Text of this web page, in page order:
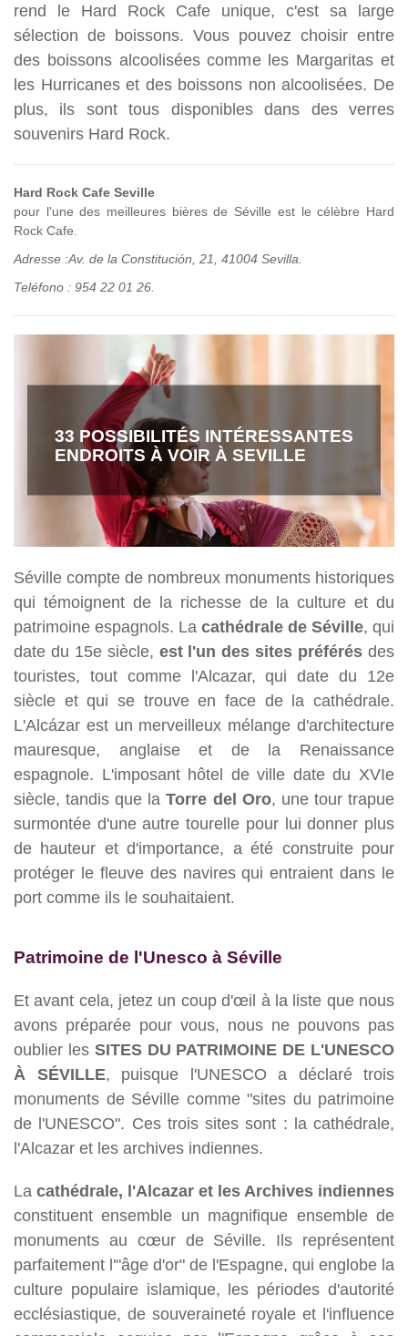
rend le Hard Rock Cafe unique, c'est sa large
sélection de boissons. Vous pouvez choisir entre
des boissons alcoolisées comme les Margaritas et
les Hurricanes et des boissons non alcoolisées. De
plus, ils sont tous disponibles dans des verres
souvenirs Hard Rock.
Hard Rock Cafe Seville
pour l'une des meilleures bières de Séville est le célèbre Hard
Rock Cafe.
Adresse :Av. de la Constitución, 21, 41004 Sevilla.
Teléfono : 954 22 01 26.
33 POSSIBILITÉS INTÉRESSANTES
ENDROITS À VOIR À SEVILLE
Séville compte de nombreux monuments historiques
qui témoignent de la richesse de la culture et du
patrimoine espagnols. La cathédrale de Séville, qui
date du 15e siècle, est l'un des sites préférés des
touristes, tout comme l'Alcazar, qui date du 12e
siècle et qui se trouve en face de la cathédrale.
L'Alcázar est un merveilleux mélange d'architecture
mauresque, anglaise et de la Renaissance
espagnole. L'imposant hôtel de ville date du XVIe
siècle, tandis que laTorre del Oro, une tour trapue
surmontée d'une autre tourelle pour lui donner plus
de hauteur et d'importance, a été construite pour
protéger le fleuve des navires qui entraient dans le
port comme ils le souhaitaient.
Patrimoine de l'Unesco à Séville
Et avant cela, jetez un coup d'œil à la liste que nous
avons préparée pour vous, nous ne pouvons pas
oublier les SITES DU PATRIMOINE DE L'UNESCO
À SÉVILLE, puisque l'UNESCO a déclaré trois
monuments de Séville comme "sites du patrimoine
de l'UNESCO". Ces trois sites sont : la cathédrale,
l'Alcazar et les archives indiennes.
La cathédrale, l'Alcazar et les Archives indiennes
constituent ensemble un magnifique ensemble de
monuments au cœur de Séville. Ils représentent
parfaitement l'"âge d'or" de l'Espagne, qui englobe la
culture populaire islamique, les périodes d'autorité
ecclésiastique, de souveraineté royale et l'influence